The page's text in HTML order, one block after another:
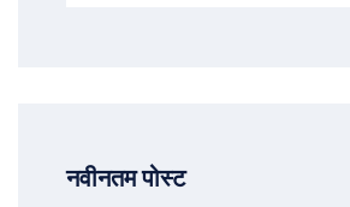
नवीनतम पोस्ट